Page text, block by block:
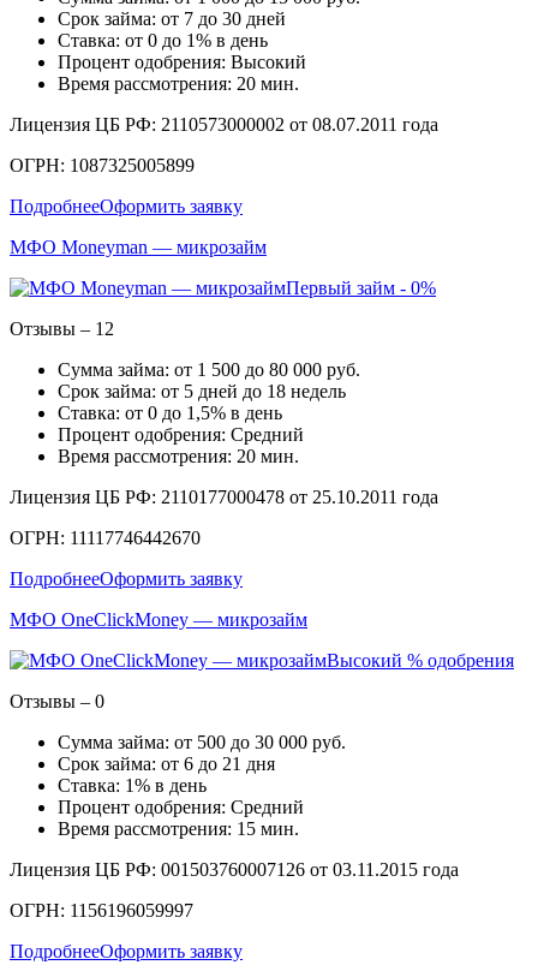
Срок займа: от 7 до 30 дней
Ставка: от 0 до 1% в день
Процент одобрения: Высокий
Время рассмотрения: 20 мин.
Лицензия ЦБ РФ: 2110573000002 от 08.07.2011 года
ОГРН: 1087325005899
ПодробнееОформить заявку
МФО Moneyman — микрозайм
Первый займ - 0%
Отзывы – 12
Сумма займа: от 1 500 до 80 000 руб.
Срок займа: от 5 дней до 18 недель
Ставка: от 0 до 1,5% в день
Процент одобрения: Средний
Время рассмотрения: 20 мин.
Лицензия ЦБ РФ: 2110177000478 от 25.10.2011 года
ОГРН: 11117746442670
ПодробнееОформить заявку
МФО OneClickMoney — микрозайм
Высокий % одобрения
Отзывы – 0
Сумма займа: от 500 до 30 000 руб.
Срок займа: от 6 до 21 дня
Ставка: 1% в день
Процент одобрения: Средний
Время рассмотрения: 15 мин.
Лицензия ЦБ РФ: 001503760007126 от 03.11.2015 года
ОГРН: 1156196059997
ПодробнееОформить заявку